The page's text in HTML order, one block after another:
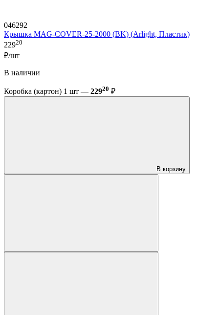
046292
Крышка MAG-COVER-25-2000 (BK) (Arlight, Пластик)
22920
₽/шт
В наличии
Коробка (картон) 1 шт — 22920 ₽
В корзину